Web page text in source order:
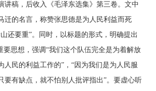
讲稿，后收入《毛泽东选集》第三卷。文中
迁的名言，称赞张思德是为人民利益而死
还要重”。同时，以标题的形式，明确提出
要思想，强调“我们这个队伍完全是为着解放
人民的利益工作的”，“因为我们是为人民服
要有缺点，就不怕别人批评指出”。要虚心听